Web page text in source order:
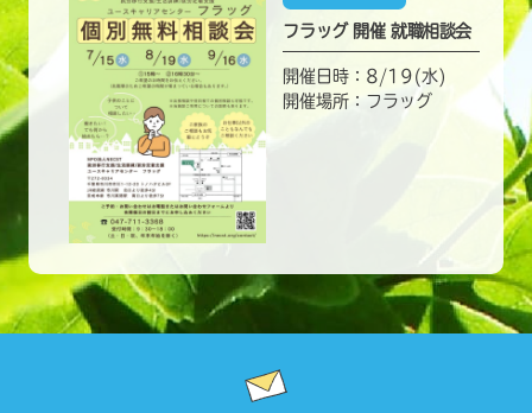
フラッグ 開催 就職相談会
開催日時：8/19(水)
開催場所：フラッグ